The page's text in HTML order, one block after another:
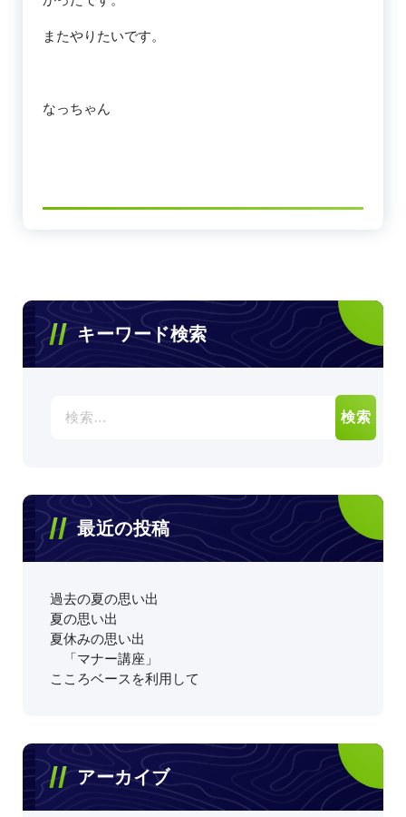
またやりたいです。
なっちゃん
キーワード検索
最近の投稿
過去の夏の思い出
夏の思い出
夏休みの思い出
「マナー講座」
こころベースを利用して
アーカイブ